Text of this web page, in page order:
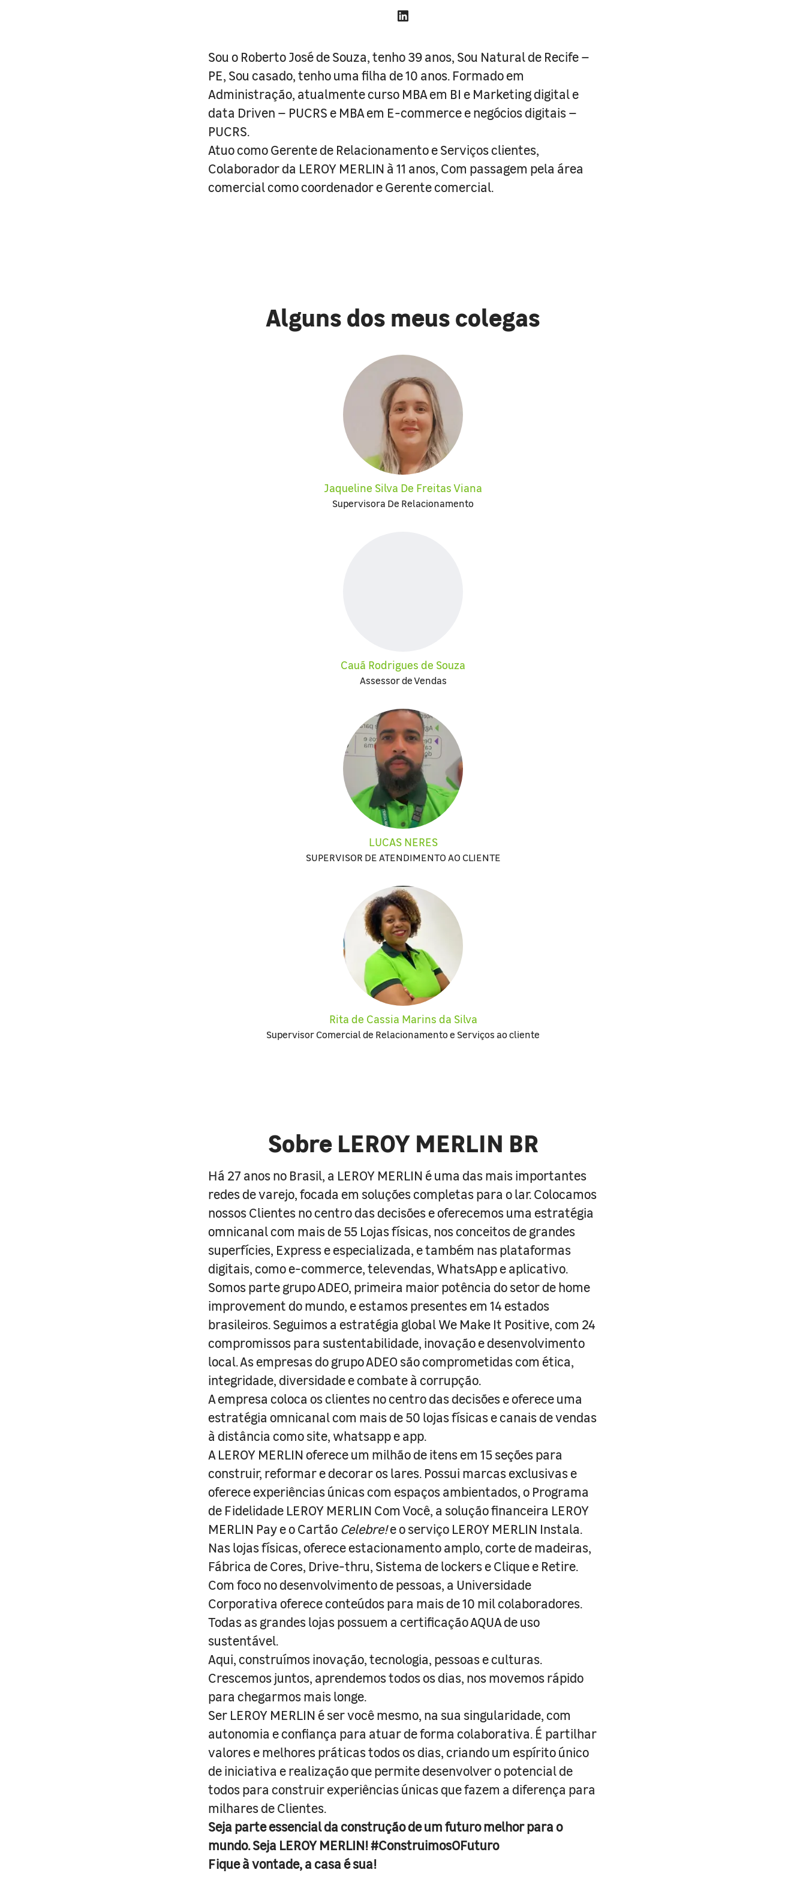
Sou o Roberto José de Souza, tenho 39 anos, Sou Natural de Recife –
PE, Sou casado, tenho uma filha de 10 anos. Formado em
Administração, atualmente curso MBA em BI e Marketing digital e
data Driven – PUCRS e MBA em E-commerce e negócios digitais –
PUCRS.
Atuo como Gerente de Relacionamento e Serviços clientes,
Colaborador da LEROY MERLIN à 11 anos, Com passagem pela área
comercial como coordenador e Gerente comercial.
Alguns dos meus colegas
Jaqueline Silva De Freitas Viana
Supervisora De Relacionamento
Cauã Rodrigues de Souza
Assessor de Vendas
LUCAS NERES
SUPERVISOR DE ATENDIMENTO AO CLIENTE
Rita de Cassia Marins da Silva
Supervisor Comercial de Relacionamento e Serviços ao cliente
Sobre LEROY MERLIN BR
Há 27 anos no Brasil, a LEROY MERLIN é uma das mais importantes
redes de varejo, focada em soluções completas para o lar. Colocamos
nossos Clientes no centro das decisões e oferecemos uma estratégia
omnicanal com mais de 55 Lojas físicas, nos conceitos de grandes
superfícies, Express e especializada, e também nas plataformas
digitais, como e-commerce, televendas, WhatsApp e aplicativo.
Somos parte grupo ADEO, primeira maior potência do setor de home
improvement do mundo, e estamos presentes em 14 estados
brasileiros. Seguimos a estratégia global We Make It Positive, com 24
compromissos para sustentabilidade, inovação e desenvolvimento
local. As empresas do grupo ADEO são comprometidas com ética,
integridade, diversidade e combate à corrupção.
A empresa coloca os clientes no centro das decisões e oferece uma
estratégia omnicanal com mais de 50 lojas físicas e canais de vendas
à distância como site, whatsapp e app.
A LEROY MERLIN oferece um milhão de itens em 15 seções para
construir, reformar e decorar os lares. Possui marcas exclusivas e
oferece experiências únicas com espaços ambientados, o Programa
de Fidelidade LEROY MERLIN Com Você, a solução financeira LEROY
MERLIN Pay e o Cartão Celebre!e o serviço LEROY MERLIN Instala.
Nas lojas físicas, oferece estacionamento amplo, corte de madeiras,
Fábrica de Cores, Drive-thru, Sistema de lockers e Clique e Retire.
Com foco no desenvolvimento de pessoas, a Universidade
Corporativa oferece conteúdos para mais de 10 mil colaboradores.
Todas as grandes lojas possuem a certificação AQUA de uso
sustentável.
Aqui, construímos inovação, tecnologia, pessoas e culturas.
Crescemos juntos, aprendemos todos os dias, nos movemos rápido
para chegarmos mais longe.
Ser LEROY MERLIN é ser você mesmo, na sua singularidade, com
autonomia e confiança para atuar de forma colaborativa. É partilhar
valores e melhores práticas todos os dias, criando um espírito único
de iniciativa e realização que permite desenvolver o potencial de
todos para construir experiências únicas que fazem a diferença para
milhares de Clientes.
Seja parte essencial da construção de um futuro melhor para o
mundo. Seja LEROY MERLIN! #ConstruimosOFuturo
Fique à vontade, a casa é sua!